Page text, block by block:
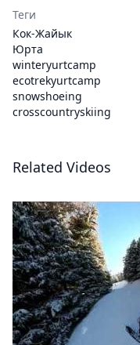
Теги
Кок-Жайык
Юрта
winteryurtcamp
ecotrekyurtcamp
snowshoeing
crosscountryskiing
Related Videos